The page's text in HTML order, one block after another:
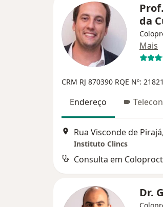
da
Mais
CRM RJ 870390 RQE Nº: 21821
Endereço
Instituto Clincs
Consulta em
Dr.